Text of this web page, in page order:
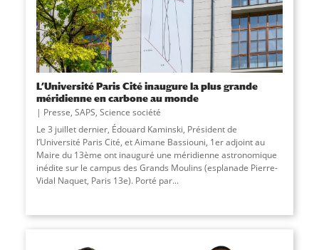
L’Université Paris Cité inaugure la plus grande
méridienne en carbone au monde
Presse, SAPS, Science société
Le 3 juillet dernier, Édouard Kaminski, Président de
l’Université Paris Cité, et Aimane Bassiouni, 1er adjoint au
Maire du 13ème ont inauguré une méridienne astronomique
inédite sur le campus des Grands Moulins (esplanade Pierre-
Vidal Naquet, Paris 13e). Porté par...